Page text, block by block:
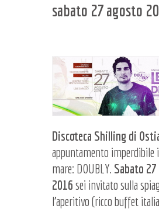
sabato 27 agosto
Discoteca Shilling di
appuntamento imperdibile
mare: DOUBLY. Sabato
2016 sei invitato sulla
l'aperitivo (ricco buffet